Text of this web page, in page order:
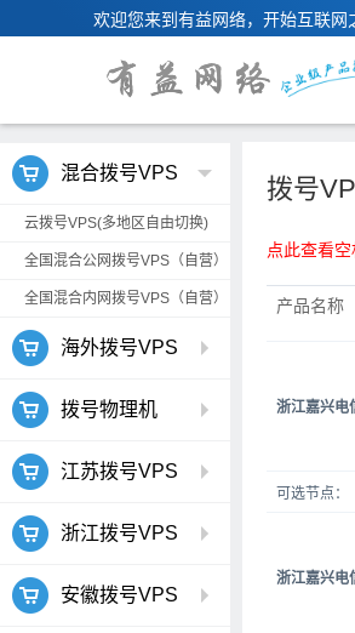
欢迎您来到有益网络，开始互联网
混合拨号VPS
云拨号VPS(多地区自由切换)
全国混合公网拨号VPS（自营）
全国混合内网拨号VPS（自营）
海外拨号VPS
拨号物理机
江苏拨号VPS
浙江拨号VPS
安徽拨号VPS
拨号
点此查看
产品名称
浙江嘉兴电
可选节点：
浙江嘉兴电